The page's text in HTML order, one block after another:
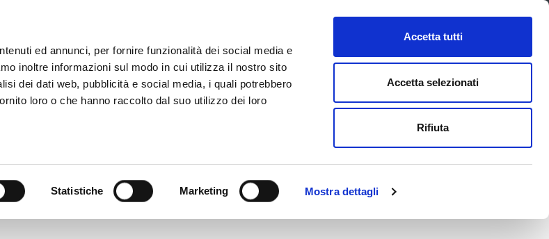
ed annunci, per fornire funzionalità dei social media e
inoltre informazioni sul modo in cui utilizza il nostro sito
dei dati web, pubblicità e social media, i quali potrebbero
loro o che hanno raccolto dal suo utilizzo dei loro
Statistiche Marketing Mostra dettagli
Accetta tutti
Accetta selezionati
Rifiuta
CONTATTI URP SERVIZI ONLINE
Seguici su FacebookTwitterInstagram
LinkedIn
cerca nel sito